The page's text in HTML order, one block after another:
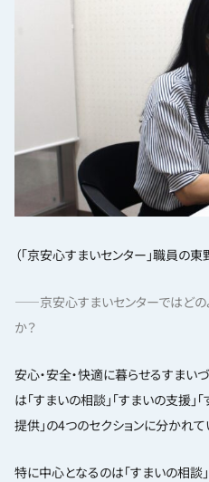
（「京安心すまいセンター」職員の東
——京安心すまいセンターではどの
か？
安心・安全・快適に暮らせるすまい
は「すまいの相談」「すまいの支援」
提供」の4つのセクションに分かれて
特に中心となるのは「すまいの相談